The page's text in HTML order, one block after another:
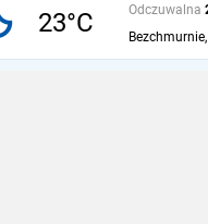
23°C Odczuwalna